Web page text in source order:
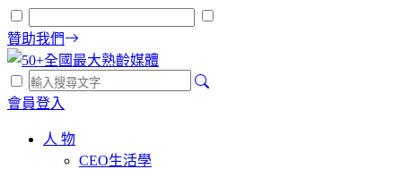
贊助我們
會員登入
人 物
CEO生活學